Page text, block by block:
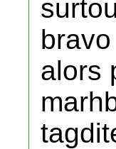
alors